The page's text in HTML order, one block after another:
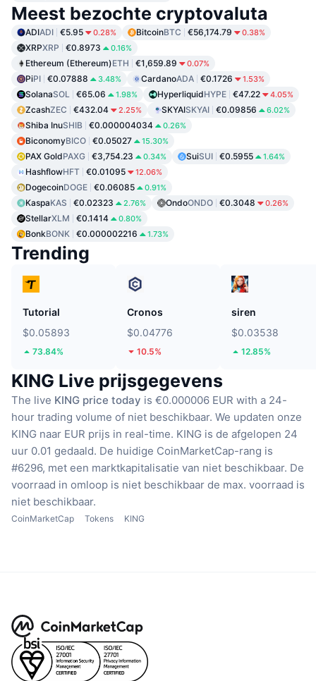
Meest bezochte cryptovaluta
ADIADI €5.95 0.28% BitcoinBTC €56,174.79 0.38%
XRPXRP €0.8973 0.16%
Ethereum (Ethereum)ETH €1,659.89 0.07%
PiPI €0.07888 3.48% CardanoADA €0.1726 1.53%
SolanaSOL €65.06 1.98% HyperliquidHYPE €47.22 4.05%
ZcashZEC €432.04 2.25% SKYAISKYAI €0.09856 6.02%
Shiba InuSHIB €0.000004034 0.26%
BiconomyBICO €0.05027 15.30%
PAX GoldPAXG €3,754.23 0.34% SuiSUI €0.5955 1.64%
HashflowHFT €0.01095 12.06%
DogecoinDOGE €0.06085 0.91%
KaspaKAS €0.02323 2.76% OndoONDO €0.3048 0.26%
StellarXLM €0.1414 0.80%
BonkBONK €0.000002216 1.73%
Trending
Tutorial
$0.05893
73.84%
Cronos
$0.04776
10.5%
siren
$0.03538
12.85%
KING Live prijsgegevens
The live KING price today is €0.000006 EUR with a 24-
hour trading volume of niet beschikbaar. We updaten onze
KING naar EUR prijs in real-time. KING is de afgelopen 24
uur 0.01 gedaald. De huidige CoinMarketCap-rang is
#6296, met een marktkapitalisatie van niet beschikbaar. De
voorraad in omloop is niet beschikbaar de max. voorraad is
niet beschikbaar.
CoinMarketCap Tokens KING